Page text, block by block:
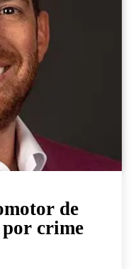
de
crime